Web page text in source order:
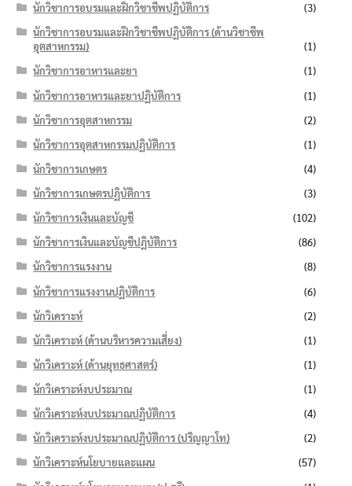
นักวิชาการอบรมและฝึกวิชาชีพปฏิบัติการ
(3)
นักวิชาการอบรมและฝึกวิชาชีพปฏิบัติการ (ด้านวิชาชีพ
อุตสาหกรรม)
(1)
นักวิชาการอาหารและยา
(1)
นักวิชาการอาหารและยาปฏิบัติการ
(1)
นักวิชาการอุตสาหกรรม
(2)
นักวิชาการอุตสาหกรรมปฏิบัติการ
(1)
นักวิชาการเกษตร
(4)
นักวิชาการเกษตรปฏิบัติการ
(3)
นักวิชาการเงินและบัญชี
(102)
นักวิชาการเงินและบัญชีปฏิบัติการ
(86)
นักวิชาการแรงงาน
(8)
นักวิชาการแรงงานปฏิบัติการ
(6)
นักวิเคราะห์
(2)
นักวิเคราะห์ (ด้านบริหารความเสี่ยง)
(1)
นักวิเคราะห์ (ด้านยุทธศาสตร์)
(1)
นักวิเคราะห์งบประมาณ
(1)
นักวิเคราะห์งบประมาณปฏิบัติการ
(4)
นักวิเคราะห์งบประมาณปฏิบัติการ (ปริญญาโท)
(2)
นักวิเคราะห์นโยบายและแผน
(57)